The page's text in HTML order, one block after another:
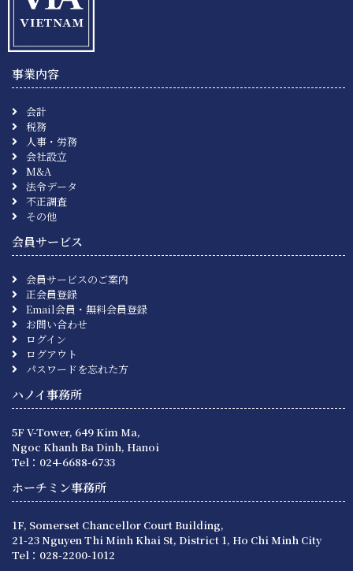
事業内容
会計
税務
人事・労務
会社設立
M&A
法令データ
不正調査
その他
会員サービス
会員サービスのご案内
正会員登録
Email会員・無料会員登録
お問い合わせ
ログイン
ログアウト
パスワードを忘れた方
ハノイ事務所
5F V-Tower, 649 Kim Ma,
Ngoc Khanh Ba Dinh, Hanoi
Tel：024-6688-6733
ホーチミン事務所
1F, Somerset Chancellor Court Building,
21-23 Nguyen Thi Minh Khai St, District 1, Ho Chi Minh City
Tel：028-2200-1012